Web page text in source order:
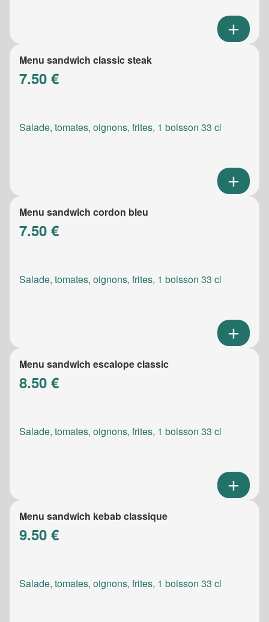
Menu sandwich classic steak
7.50 €
Salade, tomates, oignons, frites, 1 boisson 33 cl
Menu sandwich cordon bleu
7.50 €
Salade, tomates, oignons, frites, 1 boisson 33 cl
Menu sandwich escalope classic
8.50 €
Salade, tomates, oignons, frites, 1 boisson 33 cl
Menu sandwich kebab classique
9.50 €
Salade, tomates, oignons, frites, 1 boisson 33 cl